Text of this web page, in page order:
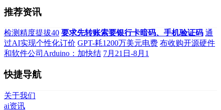
推荐资讯
检测精度提拔40 要求先转账索要银行卡暗码、手机验证码 通
过AI实现个性化订价 GPT-耗1200万美元电费 布收购开源硬件
和软件公司Arduino：加快结 7月21日-8月1
快捷导航
关于我们
ai资讯